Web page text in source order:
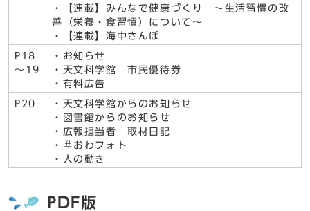
・【連載】みんなで健康づくり ～生活習慣の改
善（栄養・食習慣）について～
・【連載】海中さんぽ
P18
～19
・お知らせ
・天文科学館 市民優待券
・有料広告
P20
・天文科学館からのお知らせ
・図書館からのお知らせ
・広報担当者 取材日記
・＃おわフォト
・人の動き
PDF版